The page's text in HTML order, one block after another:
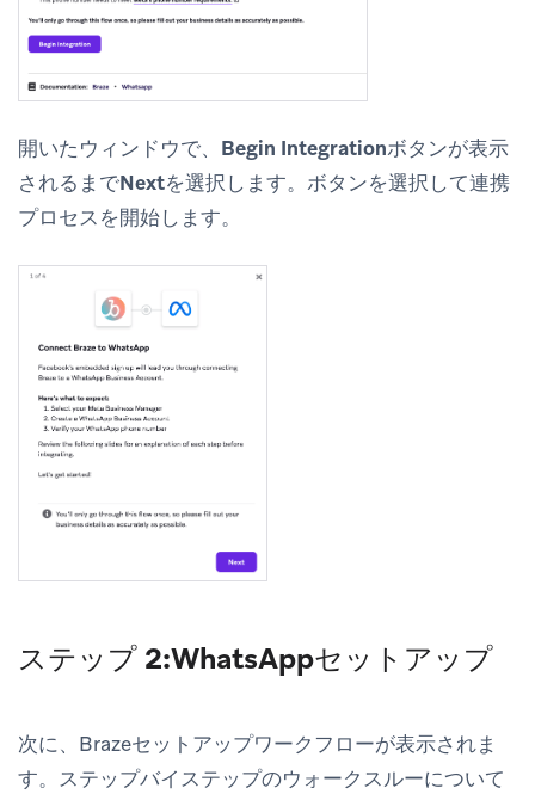
開いたウィンドウで、 Begin Integrationボタンが表示
されるまでNextを選択します。ボタンを選択して連携
プロセスを開始します。
ステップ 2:WhatsAppセットアップ
次に、Brazeセットアップワークフローが表示されま
す。ステップバイステップのウォークスルーについて